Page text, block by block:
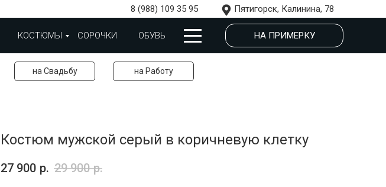
8 (988) 109 35 95 Пятигорск, Калинина, 78
КОСТЮМЫ СОРОЧКИ ОБУВЬ НА ПРИМЕРКУ
на Свадьбу на Работу
Костюм мужской серый в коричневую клетку
27 900 р. 29 900 р.